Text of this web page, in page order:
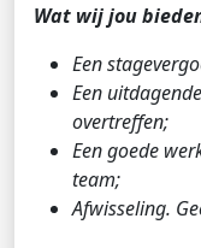
Wat wij jou
Een
Een
overtreffen;
Een goede
team;
Afwisseling.